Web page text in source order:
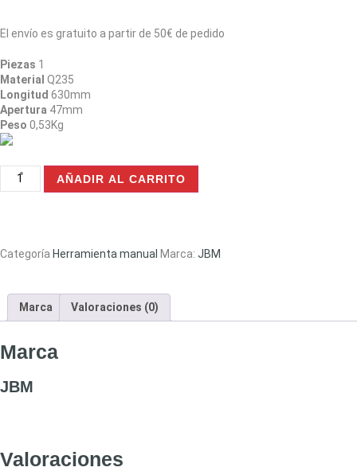
El envío es gratuito a partir de 50€ de pedido
Piezas 1
Material Q235
Longitud 630mm
Apertura 47mm
Peso 0,53Kg
AÑADIR AL CARRITO
Categoría Herramienta manual Marca: JBM
Marca Valoraciones (0)
Marca
JBM
Valoraciones